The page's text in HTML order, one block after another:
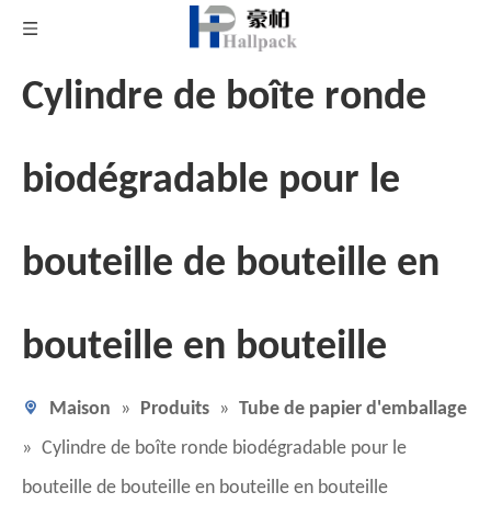
Cylindre de boîte ronde
biodégradable pour le
bouteille de bouteille en
bouteille en bouteille
Maison » Produits » Tube de papier d'emballage
» Cylindre de boîte ronde biodégradable pour le
bouteille de bouteille en bouteille en bouteille